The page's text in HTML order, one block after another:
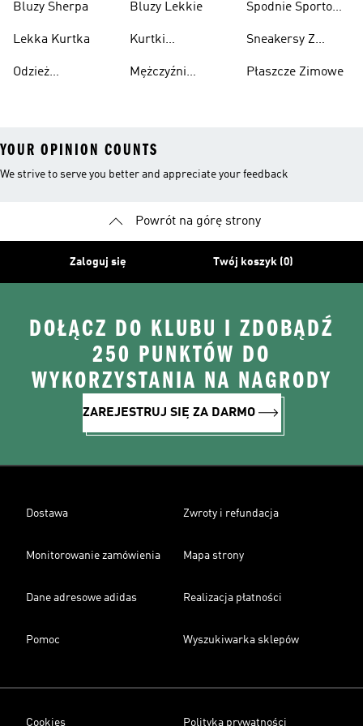
Bluzy Sherpa
Lekka Kurtka
Odzież
Bluzy Lekkie
Kurtki
Mężczyźni
Spodnie Sportowe
Recyklingu
Sneakersy Z
Cholewką
Płaszcze Zimowe
YOUR OPINION COUNTS
We strive to serve you better and appreciate your feedback
Powrót na górę strony
Zaloguj się Twój koszyk (0)
DOŁĄCZ DO KLUBU I ZDOBĄDŹ
250 PUNKTÓW DO
WYKORZYSTANIA NA NAGRODY
ZAREJESTRUJ SIĘ ZA DARMO
Dostawa Zwroty i refundacja
Monitorowanie zamówienia Mapa strony
Dane adresowe adidas Realizacja płatności
Pomoc Wyszukiwarka sklepów
Cookies Polityka prywatności